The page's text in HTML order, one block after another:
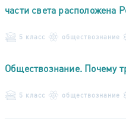
части света расположена
5 класс обществознание
Обществознание. Почему
5 класс обществознание